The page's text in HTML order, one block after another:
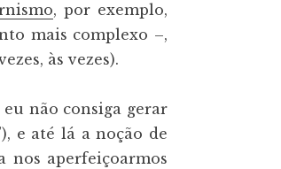
, por exemplo,
mais complexo –,
às vezes).
não consiga gerar
e até lá a noção de
aperfeiçoarmos